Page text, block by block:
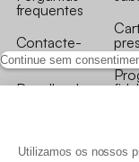
Continue sem
Utilizamos os nossos
frequentes
Contacte-
nos
Recolha de